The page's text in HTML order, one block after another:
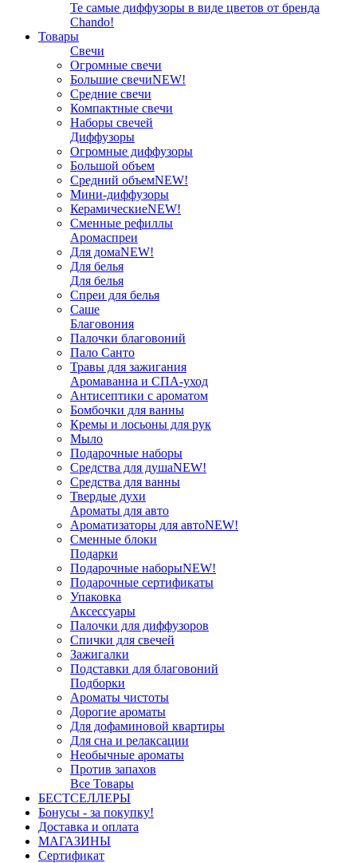
Те самые диффузоры в виде цветов от бренда
Chando!
Товары
Свечи
Огромные свечи
Большие свечиNEW!
Средние свечи
Компактные свечи
Наборы свечей
Диффузоры
Огромные диффузоры
Большой объем
Средний объемNEW!
Мини-диффузоры
КерамическиеNEW!
Сменные рефиллы
Аромаспреи
Для домаNEW!
Для белья
Для белья
Спреи для белья
Саше
Благовония
Палочки благовоний
Пало Санто
Травы для зажигания
Аромаванна и СПА-уход
Антисептики с ароматом
Бомбочки для ванны
Кремы и лосьоны для рук
Мыло
Подарочные наборы
Средства для душаNEW!
Средства для ванны
Твердые духи
Ароматы для авто
Ароматизаторы для автоNEW!
Сменные блоки
Подарки
Подарочные наборыNEW!
Подарочные сертификаты
Упаковка
Аксессуары
Палочки для диффузоров
Спички для свечей
Зажигалки
Подставки для благовоний
Подборки
Ароматы чистоты
Дорогие ароматы
Для дофаминовой квартиры
Для сна и релаксации
Необычные ароматы
Против запахов
Все Товары
БЕСТСЕЛЛЕРЫ
Бонусы - за покупку!
Доставка и оплата
МАГАЗИНЫ
Cертификат